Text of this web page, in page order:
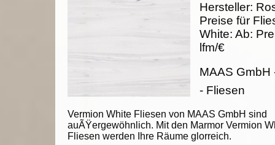
Vermion White Fliesen von MAAS GmbH sind
auÃŸergewöhnlich. Mit den Marmor Vermion
Fliesen werden Ihre Räume glorreich.
Hersteller:
Preise für
White: Ab:
lfm/€
MAAS GmbH
- Fliesen